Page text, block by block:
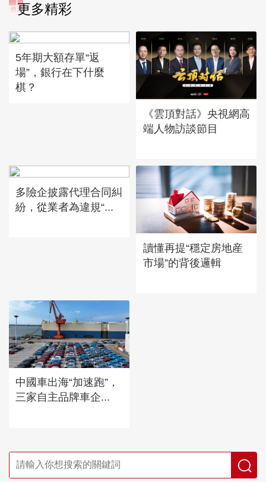
更多精彩
5年期大額存單“返
場”，銀行在下什麼
棋？
《雲頂對話》央視網高
端人物訪談節目
多險企披露代理合同糾
紛，從業者為違規“...
讀懂再提“穩定房地産
市場”的背後邏輯
中國車出海“加速跑”，
三家自主品牌車企...